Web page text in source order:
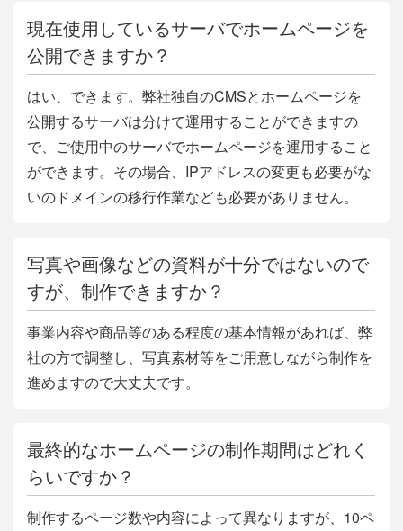
現在使用しているサーバでホームページを
公開できますか？
はい、できます。弊社独自のCMSとホームページを
公開するサーバは分けて運用することができますの
で、ご使用中のサーバでホームページを運用すること
ができます。その場合、IPアドレスの変更も必要がな
いのドメインの移行作業なども必要がありません。
写真や画像などの資料が十分ではないので
すが、制作できますか？
事業内容や商品等のある程度の基本情報があれば、弊
社の方で調整し、写真素材等をご用意しながら制作を
進めますので大丈夫です。
最終的なホームページの制作期間はどれく
らいですか？
制作するページ数や内容によって異なりますが、10ペ